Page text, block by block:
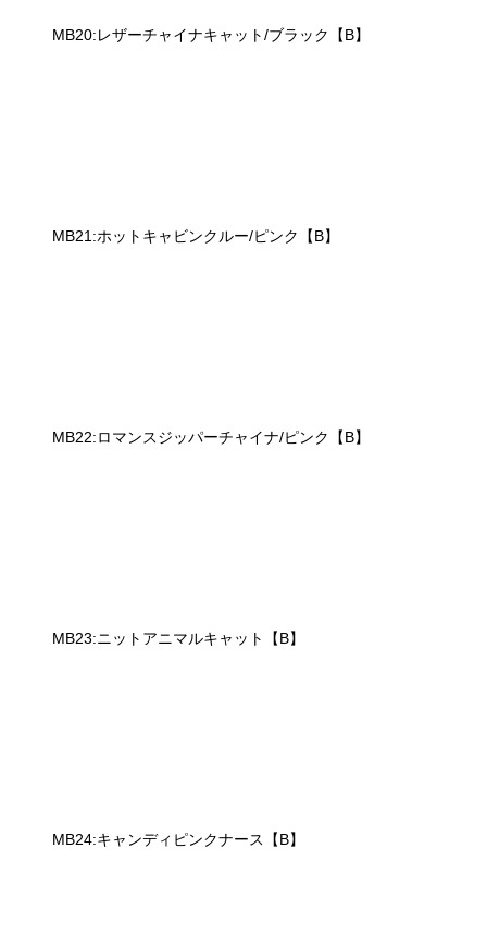
MB20:レザーチャイナキャット/ブラック【B】
MB21:ホットキャビンクルー/ピンク【B】
MB22:ロマンスジッパーチャイナ/ピンク【B】
MB23:ニットアニマルキャット【B】
MB24:キャンディピンクナース【B】